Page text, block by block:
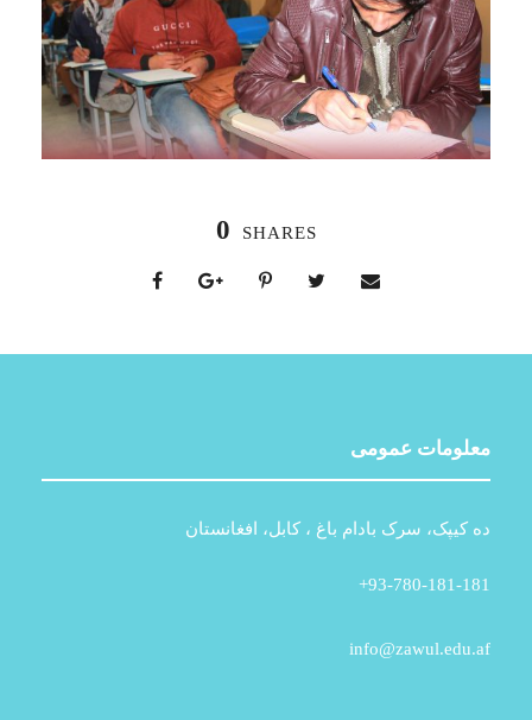
0 SHARES
معلومات عمومی
ده کیپک، سرک بادام باغ ، کابل، افغانستان
93-780-181-181+
info@zawul.edu.af